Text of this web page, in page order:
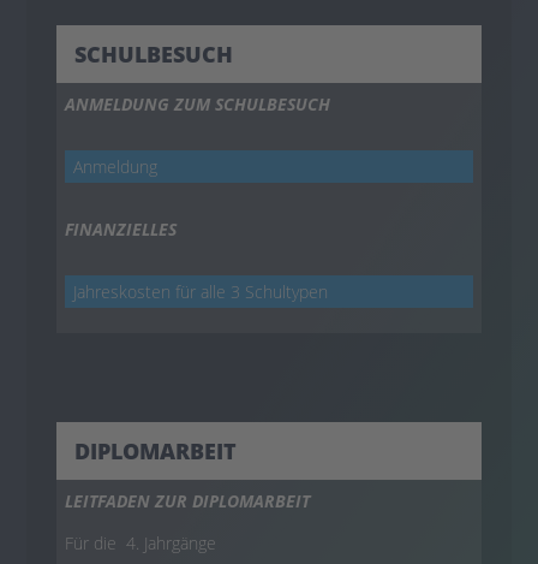
SCHULBESUCH
ANMELDUNG ZUM SCHULBESUCH
Anmeldung
FINANZIELLES
Jahreskosten für alle 3 Schultypen
DIPLOMARBEIT
LEITFADEN ZUR DIPLOMARBEIT
Für die 4. Jahrgänge